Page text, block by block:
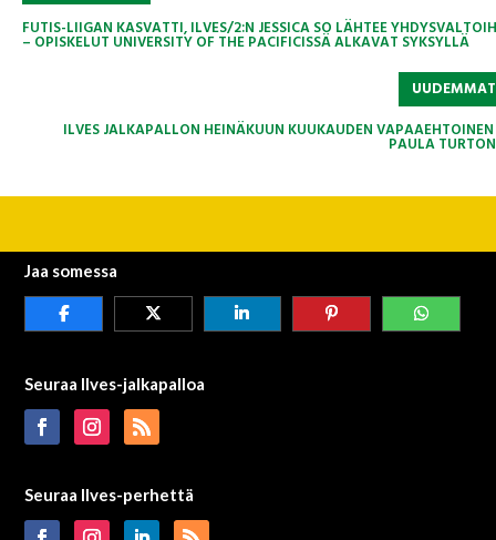
FUTIS-LIIGAN KASVATTI, ILVES/2:N JESSICA SO LÄHTEE
– OPISKELUT UNIVERSITY OF THE PACIFICISSÄ ALKAVAT SYKSYLLÄ
ILVES JALKAPALLON HEINÄKUUN KUUKAUDEN
PAULA
Jaa somessa
Seuraa Ilves-jalkapalloa
Seuraa Ilves-perhettä